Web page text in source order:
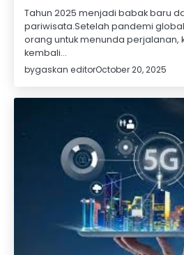
Tahun 2025 menjadi babak baru
pariwisata.Setelah pandemi
orang untuk menunda perjalanan,
kembali…
bygaskan editorOctober 20, 2025